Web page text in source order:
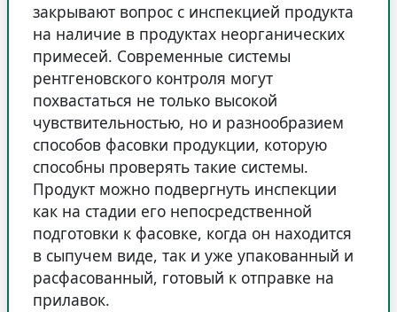
закрывают вопрос с инспекцией продукта
на наличие в продуктах неорганических
примесей. Современные системы
рентгеновского контроля могут
похвастаться не только высокой
чувствительностью, но и разнообразием
способов фасовки продукции, которую
способны проверять такие системы.
Продукт можно подвергнуть инспекции
как на стадии его непосредственной
подготовки к фасовке, когда он находится
в сыпучем виде, так и уже упакованный и
расфасованный, готовый к отправке на
прилавок.